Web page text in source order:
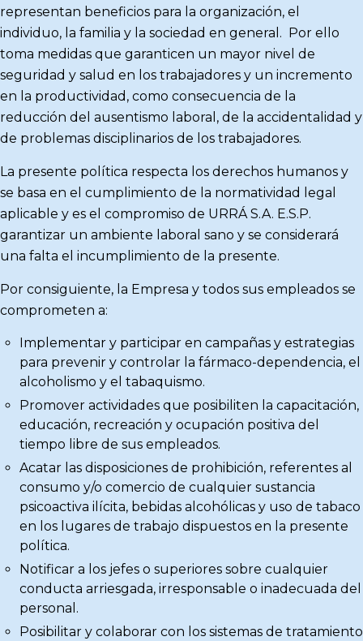
representan beneficios para la organización, el
individuo, la familia y la sociedad en general. Por ello
toma medidas que garanticen un mayor nivel de
seguridad y salud en los trabajadores y un incremento
en la productividad, como consecuencia de la
reducción del ausentismo laboral, de la accidentalidad y
de problemas disciplinarios de los trabajadores.
La presente política respecta los derechos humanos y
se basa en el cumplimiento de la normatividad legal
aplicable y es el compromiso de URRÁ S.A. E.S.P.
garantizar un ambiente laboral sano y se considerará
una falta el incumplimiento de la presente.
Por consiguiente, la Empresa y todos sus empleados se
comprometen a:
Implementar y participar en campañas y estrategias
para prevenir y controlar la fármaco-dependencia, el
alcoholismo y el tabaquismo.
Promover actividades que posibiliten la capacitación,
educación, recreación y ocupación positiva del
tiempo libre de sus empleados.
Acatar las disposiciones de prohibición, referentes al
consumo y/o comercio de cualquier sustancia
psicoactiva ilícita, bebidas alcohólicas y uso de tabaco
en los lugares de trabajo dispuestos en la presente
política.
Notificar a los jefes o superiores sobre cualquier
conducta arriesgada, irresponsable o inadecuada del
personal.
Posibilitar y colaborar con los sistemas de tratamiento